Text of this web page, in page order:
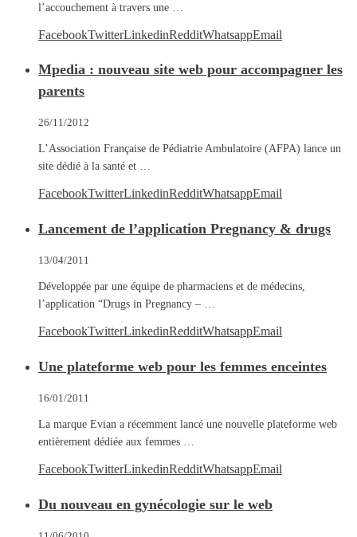
l’accouchement à travers une …
FacebookTwitterLinkedinRedditWhatsappEmail
Mpedia : nouveau site web pour accompagner les
parents
26/11/2012
L’Association Française de Pédiatrie Ambulatoire (AFPA) lance un
site dédié à la santé et …
FacebookTwitterLinkedinRedditWhatsappEmail
Lancement de l’application Pregnancy & drugs
13/04/2011
Développée par une équipe de pharmaciens et de médecins,
l’application “Drugs in Pregnancy – …
FacebookTwitterLinkedinRedditWhatsappEmail
Une plateforme web pour les femmes enceintes
16/01/2011
La marque Evian a récemment lancé une nouvelle plateforme web
entièrement dédiée aux femmes …
FacebookTwitterLinkedinRedditWhatsappEmail
Du nouveau en gynécologie sur le web